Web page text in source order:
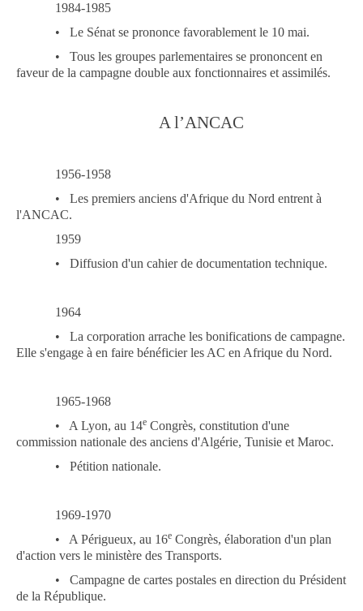
1984-1985
•
Le Sénat se prononce favorablement le 10 mai.
•
Tous les groupes parlementaires se prononcent en
faveur de la campagne dou­ble aux fonctionnaires et assimilés.
A l’ANCAC
1956-1958
•
Les premiers anciens d'Afrique du Nord entrent à
l'ANCAC.
1959
•
Diffusion d'un cahier de documentation technique.
1964
•
La corporation arrache les bonifications de campagne.
Elle s'engage à en faire bénéficier les AC en Afrique du Nord.
1965-1968
•
A Lyon, au 14e Congrès, constitution d'une
commission nationale des anciens d'Algérie, Tunisie et Maroc.
•
Pétition nationale.
1969-1970
•
A Périgueux, au 16e Congrès, élaboration d'un plan
d'action vers le ministère des Transports.
•
Campagne de cartes postales en direction du Président
de la République.